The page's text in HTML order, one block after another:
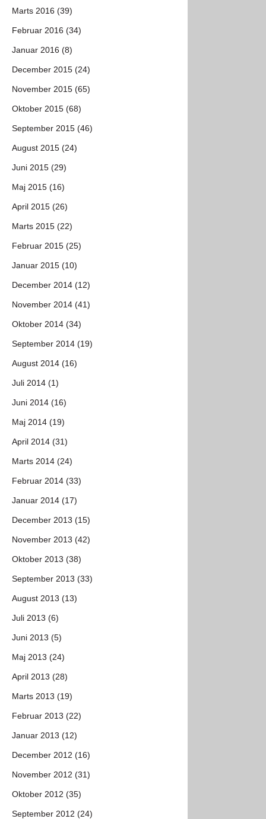
Marts 2016 (39)
Februar 2016 (34)
Januar 2016 (8)
December 2015 (24)
November 2015 (65)
Oktober 2015 (68)
September 2015 (46)
August 2015 (24)
Juni 2015 (29)
Maj 2015 (16)
April 2015 (26)
Marts 2015 (22)
Februar 2015 (25)
Januar 2015 (10)
December 2014 (12)
November 2014 (41)
Oktober 2014 (34)
September 2014 (19)
August 2014 (16)
Juli 2014 (1)
Juni 2014 (16)
Maj 2014 (19)
April 2014 (31)
Marts 2014 (24)
Februar 2014 (33)
Januar 2014 (17)
December 2013 (15)
November 2013 (42)
Oktober 2013 (38)
September 2013 (33)
August 2013 (13)
Juli 2013 (6)
Juni 2013 (5)
Maj 2013 (24)
April 2013 (28)
Marts 2013 (19)
Februar 2013 (22)
Januar 2013 (12)
December 2012 (16)
November 2012 (31)
Oktober 2012 (35)
September 2012 (24)